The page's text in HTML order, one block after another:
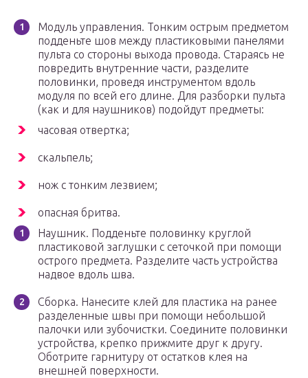
Модуль управления. Тонким острым предметом
подденьте шов между пластиковыми панелями
пульта со стороны выхода провода. Стараясь не
повредить внутренние части, разделите
половинки, проведя инструментом вдоль
модуля по всей его длине. Для разборки пульта
(как и для наушников) подойдут предметы:
часовая отвертка;
скальпель;
нож с тонким лезвием;
опасная бритва.
Наушник. Подденьте половинку круглой
пластиковой заглушки с сеточкой при помощи
острого предмета. Разделите часть устройства
надвое вдоль шва.
Сборка. Нанесите клей для пластика на ранее
разделенные швы при помощи небольшой
палочки или зубочистки. Соедините половинки
устройства, крепко прижмите друг к другу.
Оботрите гарнитуру от остатков клея на
внешней поверхности.